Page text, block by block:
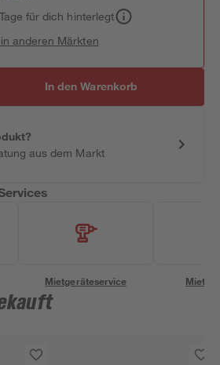
für dich hinterlegt
anderen Märkten
In den Warenkorb
aus dem Markt
Mietgeräteservice